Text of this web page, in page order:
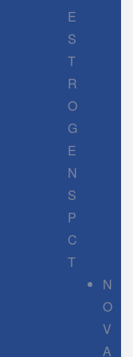
E
S
T
R
O
G
E
N
S
P
C
T
N
O
V
A